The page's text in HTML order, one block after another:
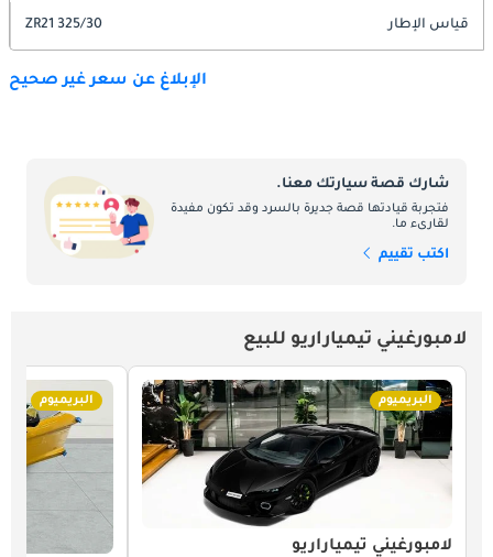
قياس الإطار 325/30 ZR21
الإبلاغ عن سعر غير صحيح
شارك قصة سيارتك معنا.
فتجربة قيادتها قصة جديرة بالسرد وقد تكون مفيدة
لقارىء ما.
اكتب تقييم
لامبورغيني تيمياراريو للبيع
البريميوم
لامبورغيني تيمياراريو
البريميوم